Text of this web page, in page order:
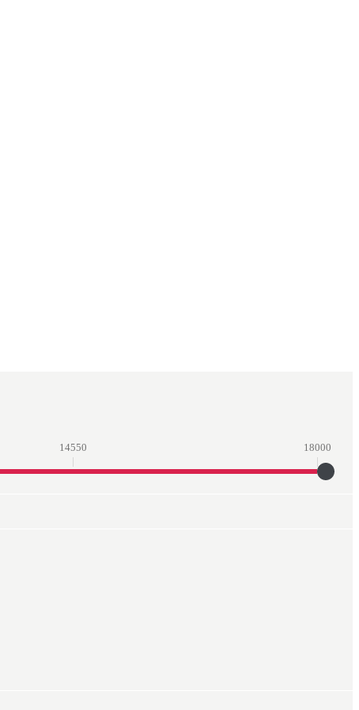
14550 18000